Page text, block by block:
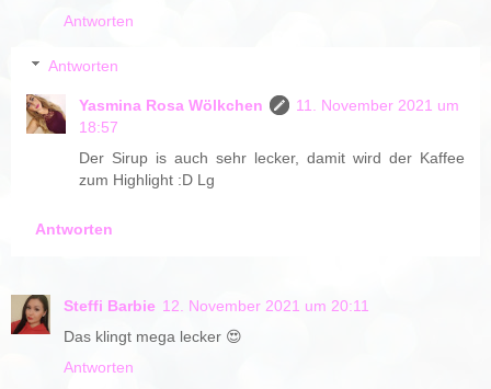
Antworten
Antworten
Yasmina Rosa Wölkchen
11. November 2021 um
18:57
Der Sirup is auch sehr lecker, damit wird der Kaffee
zum Highlight :D Lg
Antworten
Steffi Barbie 12. November 2021 um 20:11
Das klingt mega lecker 😍
Antworten